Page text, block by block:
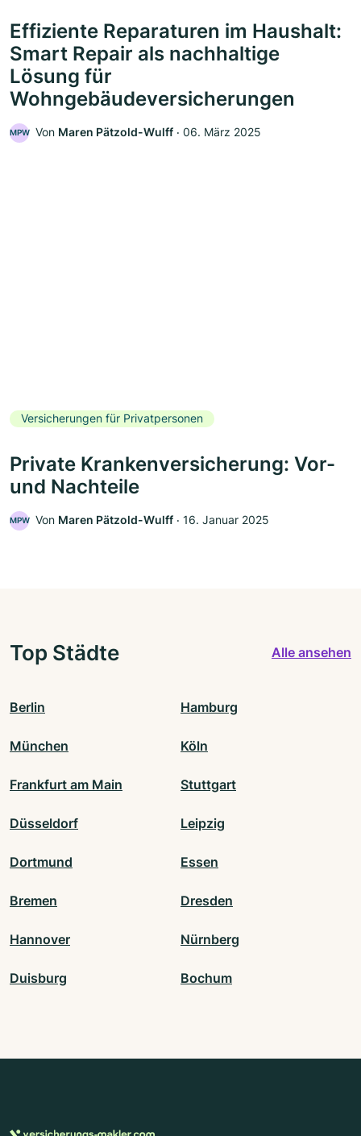
Effiziente Reparaturen im Haushalt:
Smart Repair als nachhaltige
Lösung für
Wohngebäudeversicherungen
MPW Von Maren Pätzold-Wulff ‧ 06. März 2025
Versicherungen für Privatpersonen
Private Krankenversicherung: Vor-
und Nachteile
MPW Von Maren Pätzold-Wulff ‧ 16. Januar 2025
Top Städte Alle ansehen
Berlin Hamburg
München Köln
Frankfurt am Main Stuttgart
Düsseldorf Leipzig
Dortmund Essen
Bremen Dresden
Hannover Nürnberg
Duisburg Bochum